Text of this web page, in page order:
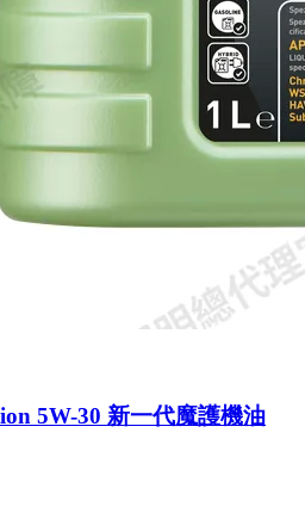
5W-30 新一代魔護機油